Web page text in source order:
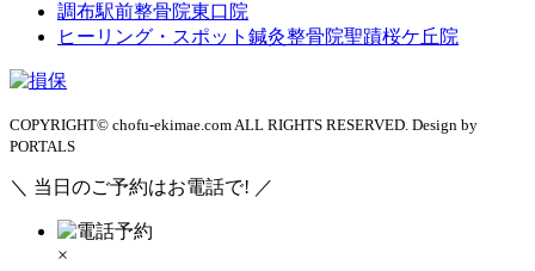
調布駅前整骨院東口院
ヒーリング・スポット鍼灸整骨院聖蹟桜ケ丘院
COPYRIGHT© chofu-ekimae.com ALL RIGHTS RESERVED. Design by
PORTALS
＼ 当日のご予約はお電話で! ／
×